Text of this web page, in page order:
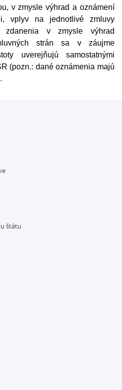
v zmysle výhrad a oznámení
vplyv na jednotlivé zmluvy
zdanenia v zmysle výhrad
strán sa v záujme
uverejňujú samostatnými
(pozn.: dané oznámenia majú
štátu